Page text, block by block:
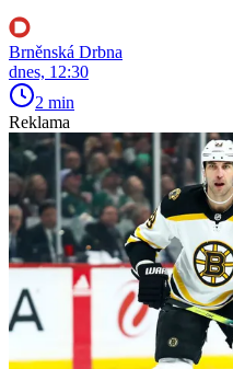
Brněnská Drbna
dnes, 12:30
2 min
Reklama